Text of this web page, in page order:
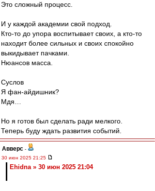
Это сложный процесс.
И у каждой академии свой подход.
Кто-то до упора воспитывает своих, а кто-то
находит более сильных и своих спокойно
выкидывает пачками.
Нюансов масса.
Суслов
Я фан-айдишник?
Мдя…
Но я готов был сделать ради мелкого.
Теперь буду ждать развития событий.
Авверс -
30 июн 2025 21:25
Ehidna » 30 июн 2025 21:04